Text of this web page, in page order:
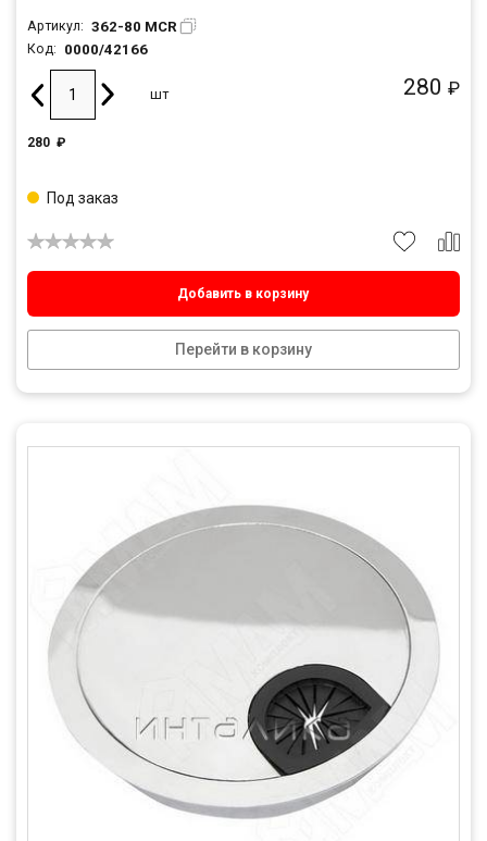
Артикул: 362-80 MCR
Код: 0000/42166
280 ₽
шт
280 ₽
Добавить в корзину
Перейти в корзину
Под заказ